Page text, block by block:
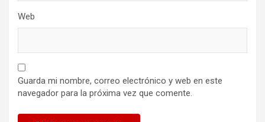
Web
Guarda mi nombre, correo electrónico y web en este
navegador para la próxima vez que comente.